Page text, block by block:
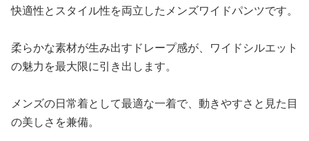
快適性とスタイル性を両立したメンズワイドパンツです。
柔らかな素材が生み出すドレープ感が、ワイドシルエット
の魅力を最大限に引き出します。
メンズの日常着として最適な一着で、動きやすさと見た目
の美しさを兼備。